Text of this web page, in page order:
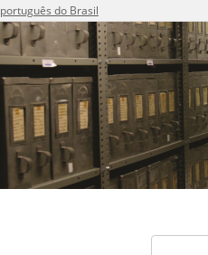
português do Brasil
Descrições arquivísticas do
Projeto ICA-AtoM